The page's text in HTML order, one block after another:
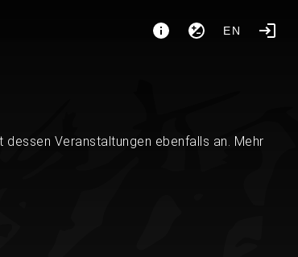
EN
Veranstaltungen ebenfalls an. Mehr